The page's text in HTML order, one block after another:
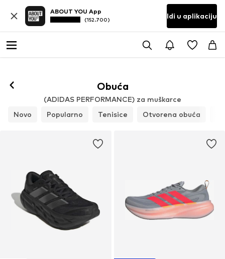
ABOUT YOU App
(152.700) Idi u aplikaciju
Obuća
(ADIDAS PERFORMANCE) za muškarce
Novo
Popularno Tenisice Otvorena obuća